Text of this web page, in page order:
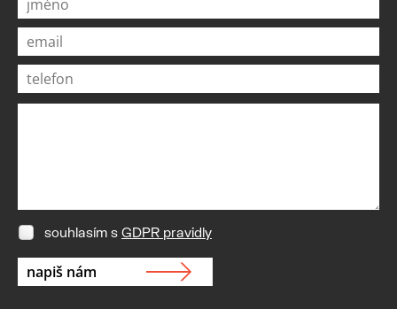
souhlasím s GDPR pravidly